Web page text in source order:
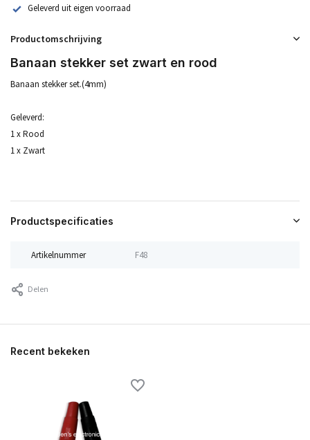
Geleverd uit eigen voorraad
Productomschrijving
Banaan stekker set zwart en rood
Banaan stekker set.(4mm)
Geleverd:
1 x Rood
1 x Zwart
Productspecificaties
Artikelnummer F48
Delen
Recent bekeken